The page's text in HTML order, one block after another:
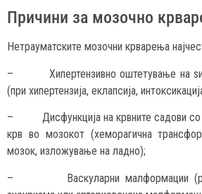
Причини за мозочно
Нетрауматските мозочни крварења
– Хипертензивно оштетување на
(при хипертензија, еклапсија,
– Дисфункција на крвните садови со
крв во мозокот (хеморагична
мозок, изложување на ладно);
– Васкуларни малформации